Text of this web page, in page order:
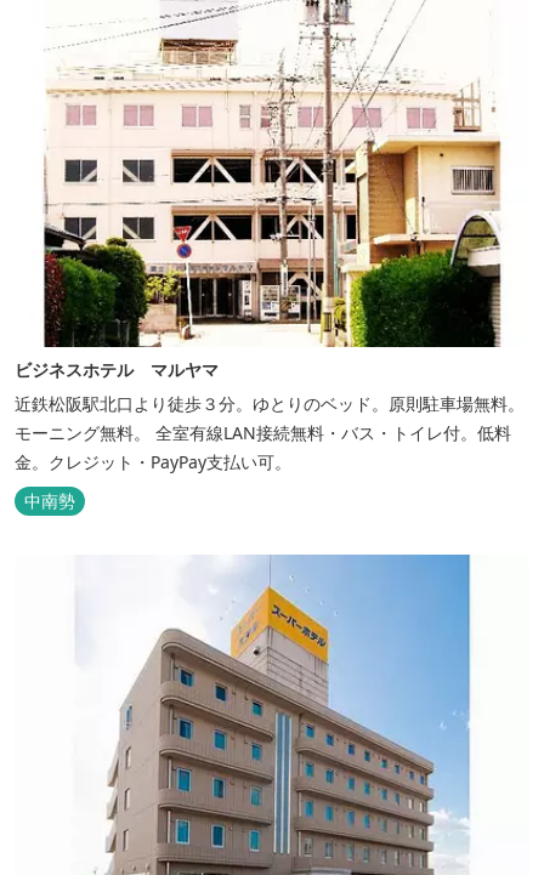
ビジネスホテル マルヤマ
近鉄松阪駅北口より徒歩３分。ゆとりのベッド。原則駐車場無料。
モーニング無料。 全室有線LAN接続無料・バス・トイレ付。低料
金。クレジット・PayPay支払い可。
中南勢